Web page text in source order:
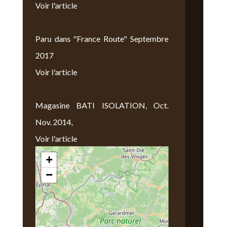
Voir l'article
Paru dans "France Route" Septembre
2017
Voir l'article
Magasine BATI ISOLATION, Oct.
Nov. 2014,
Voir l'article
Nous Trouver
+
−